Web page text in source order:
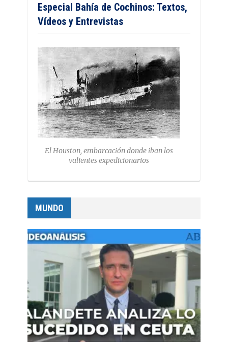
Especial Bahía de Cochinos: Textos,
Vídeos y Entrevistas
El Houston, embarcación donde iban los
valientes expedicionarios
MUNDO